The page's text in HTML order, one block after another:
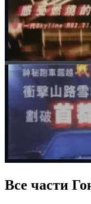
Все части